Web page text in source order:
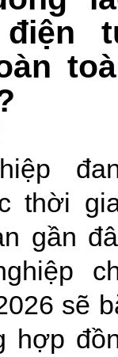
điện
thời
gần
sẽ
hợp